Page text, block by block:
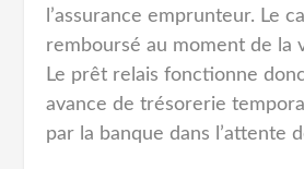
l’assurance emprunteur. Le
remboursé au moment de la
Le prêt relais fonctionne
avance de trésorerie
par la banque dans l’attente